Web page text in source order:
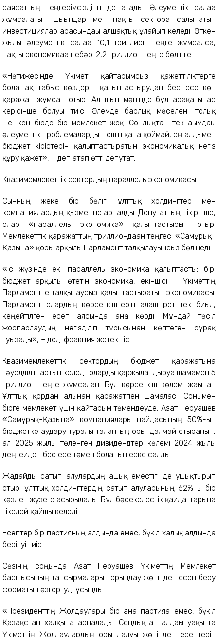
саясаттың теңгерімсіздігін де атады. Әлеуметтік салаға
жұмсалатын шығындар мен нақты секторға салынатын
инвестициялар арасындағы алшақтық ұлғайып келеді. Өткен
жылы әлеуметтік салаға 10,1 триллион теңге жұмсалса,
нақты экономикаға небәрі 2,2 триллион теңге бөлінген.
«Нәтижесінде Үкімет қайтарымсыз қажеттіліктерге
болашақ табыс көздерін қалыптастырудан бес есе көп
қаражат жұмсап отыр. Ал шын мәнінде бұл арақатынас
керісінше болуы тиіс. Әлемде барлық мәселені толық
шешкен бірде-бір мемлекет жоқ. Сондықтан тек ағымдағы
әлеуметтік проблемаларды шешіп қана қоймай, ең алдымен
бюджет кірістерін қалыптастыратын экономикалық негіз
құру қажет», – деп атап өтті депутат.
Квазимемлекеттік сектордың параллель экономикасы
Сынның жеке бір бөлігі ұлттық холдингтер мен
компаниялардың қызметіне арналды. Депутаттың пікірінше,
олар «параллель экономика» қалыптастырып отыр.
Мемлекеттік қаражаттың триллиондаған теңгесі «Самұрық-
Қазына» қоры арқылы Парламент талқылауынсыз бөлінеді.
«Іс жүзінде екі параллель экономика қалыптасты: бірі
бюджет арқылы өтетін экономика, екіншісі – Үкіметтің
Парламентте талқылаусыз қалыптастыратын экономикасы.
Парламент олардың көрсеткіштерін алғаш рет тек биыл,
кеңейтілген есеп аясында ғана көрді. Мұндай тәсіл
жоспарлаудың негізділігі тұрғысынан көптеген сұрақ
туғызады», – деді фракция жетекшісі.
Квазимемлекеттік сектордың бюджет қаражатына
тәуелділігі артып келеді: оларды қаржыландыруға шамамен 5
триллион теңге жұмсалған. Бұл көрсеткіш көлемі жағынан
Ұлттық қордан алынған қаражатпен шамалас. Сонымен
бірге мемлекет үшін қайтарым төмендеуде. Азат Перуашев
«Самұрық-Қазына» компаниялары пайдасының 50%-ын
бюджетке аудару туралы талаптың орындалмай отырғанын,
ал 2025 жылы төленген дивидендтер көлемі 2024 жылғы
деңгейден бес есе төмен болғанын еске салды.
Жағдайды сатып алулардың ашық еместігі де ушықтырып
отыр: ұлттық холдингтердің сатып алуларының 62%-ы бір
көзден жүзеге асырылады. Бұл бәсекелестік қағидаттарына
тікелей қайшы келеді.
Есептер бір партияның алдында емес, бүкіл халық алдында
берілуі тиіс
Сөзінің соңында Азат Перуашев Үкіметтің Мемлекет
басшысының тапсырмаларын орындау жөніндегі есеп беру
форматын өзгертуді ұсынды.
«Президенттің Жолдаулары бір ғана партияға емес, бүкіл
Қазақстан халқына арналады. Сондықтан алдағы уақытта
Үкіметтің Жолдаулардың орындалуы жөніндегі есептерін